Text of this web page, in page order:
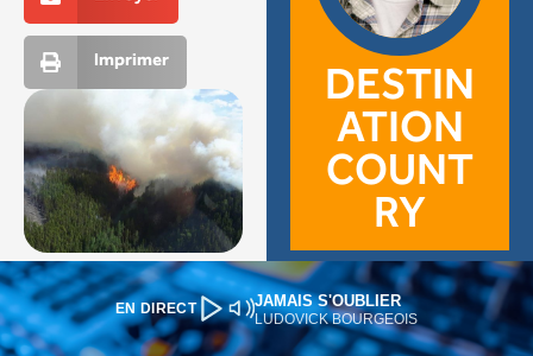
EN DIRECT JAMAIS S'OUBLIER
LUDOVICK BOURGEOIS